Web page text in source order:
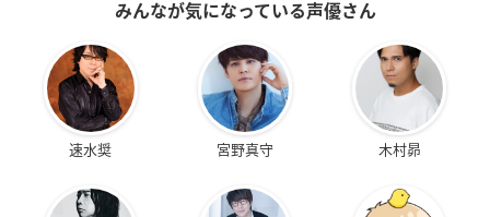
みんなが気になっている声優さん
速水奨 宮野真守 木村昴